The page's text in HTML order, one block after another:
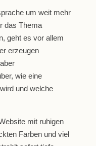
um weit mehr
das Thema
geht es vor allem
erzeugen
wie eine
und welche
mit ruhigen
Farben und viel